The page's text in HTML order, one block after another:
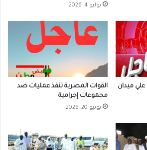
يوليو 4, 2026
ميدان
القوات المصرية تنفذ عمليات ضد
مجموعات إجرامية
يونيو 20, 2026